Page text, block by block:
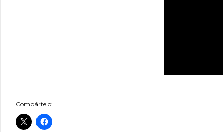
Compártelo: